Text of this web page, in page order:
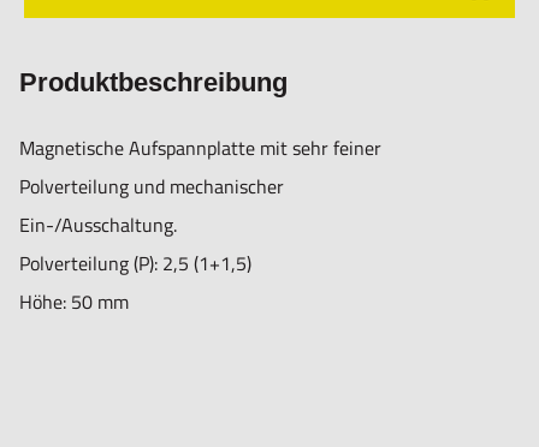
Produktbeschreibung
Magnetische Aufspannplatte mit sehr feiner
Polverteilung und mechanischer
Ein-/Ausschaltung.
Polverteilung (P): 2,5 (1+1,5)
Höhe: 50 mm